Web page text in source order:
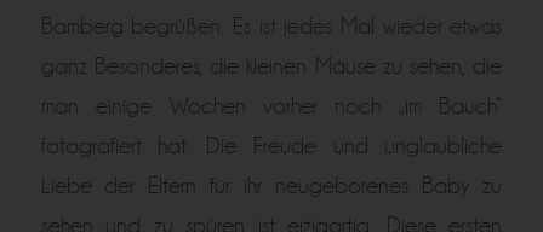
Bamberg begrüßen. Es ist jedes Mal wieder etwas
ganz Besonderes, die kleinen Mäuse zu sehen, die
man einige Wochen vorher noch „im Bauch“
fotografiert hat. Die Freude und unglaubliche
Liebe der Eltern für ihr neugeborenes Baby zu
sehen und zu spüren ist eizigartig. Diese ersten